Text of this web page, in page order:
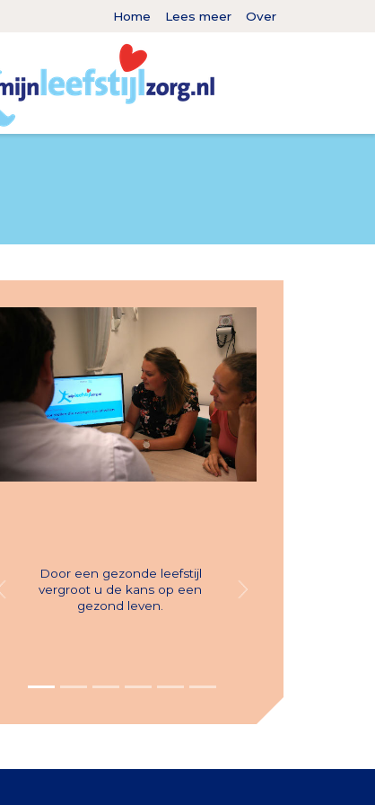
Home Lees meer Over
Door een gezonde leefstijl
vergroot u de kans op een
gezond leven.
Previous Next